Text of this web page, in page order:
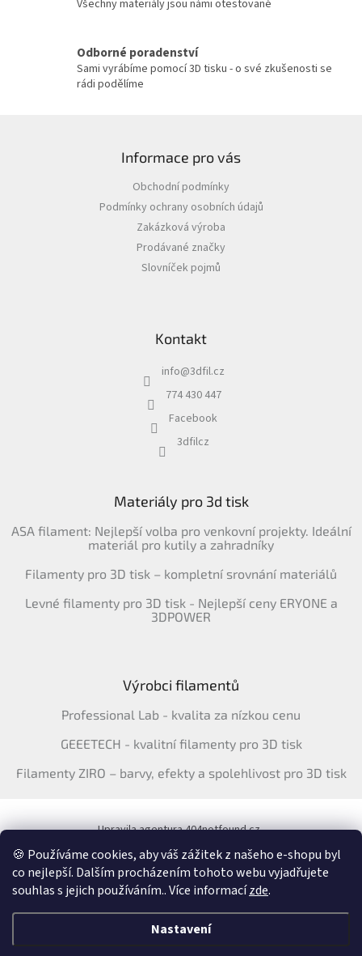
🍪 Používáme cookies, aby váš zážitek z našeho e-shopu byl
co nejlepší. Dalším procházením tohoto webu vyjadřujete
souhlas s jejich používáním.. Více informacízde.
Nastavení
p
i
Všechny materiály jsou námi otestované
Odborné poradenství
Sami vyrábíme pomocí 3D tisku - o své zkušenosti se
rádi podělíme
Informace pro vás
Obchodní podmínky
Podmínky ochrany osobních údajů
Zakázková výroba
Prodávané značky
Slovníček pojmů
Kontakt
info@3dfil.cz
774 430 447
Facebook
3dfilcz
Materiály pro 3d tisk
ASA filament: Nejlepší volba pro venkovní projekty. Ideální
materiál pro kutily a zahradníky
Filamenty pro 3D tisk – kompletní srovnání materiálů
Levné filamenty pro 3D tisk - Nejlepší ceny ERYONE a
3DPOWER
Výrobci filamentů
Professional Lab - kvalita za nízkou cenu
GEEETECH - kvalitní filamenty pro 3D tisk
Filamenty ZIRO – barvy, efekty a spolehlivost pro 3D tisk
Upravila agentura 404notfound.cz
Katalog filamentů ERYONE pro ČR
Vytvořil Shoptet &